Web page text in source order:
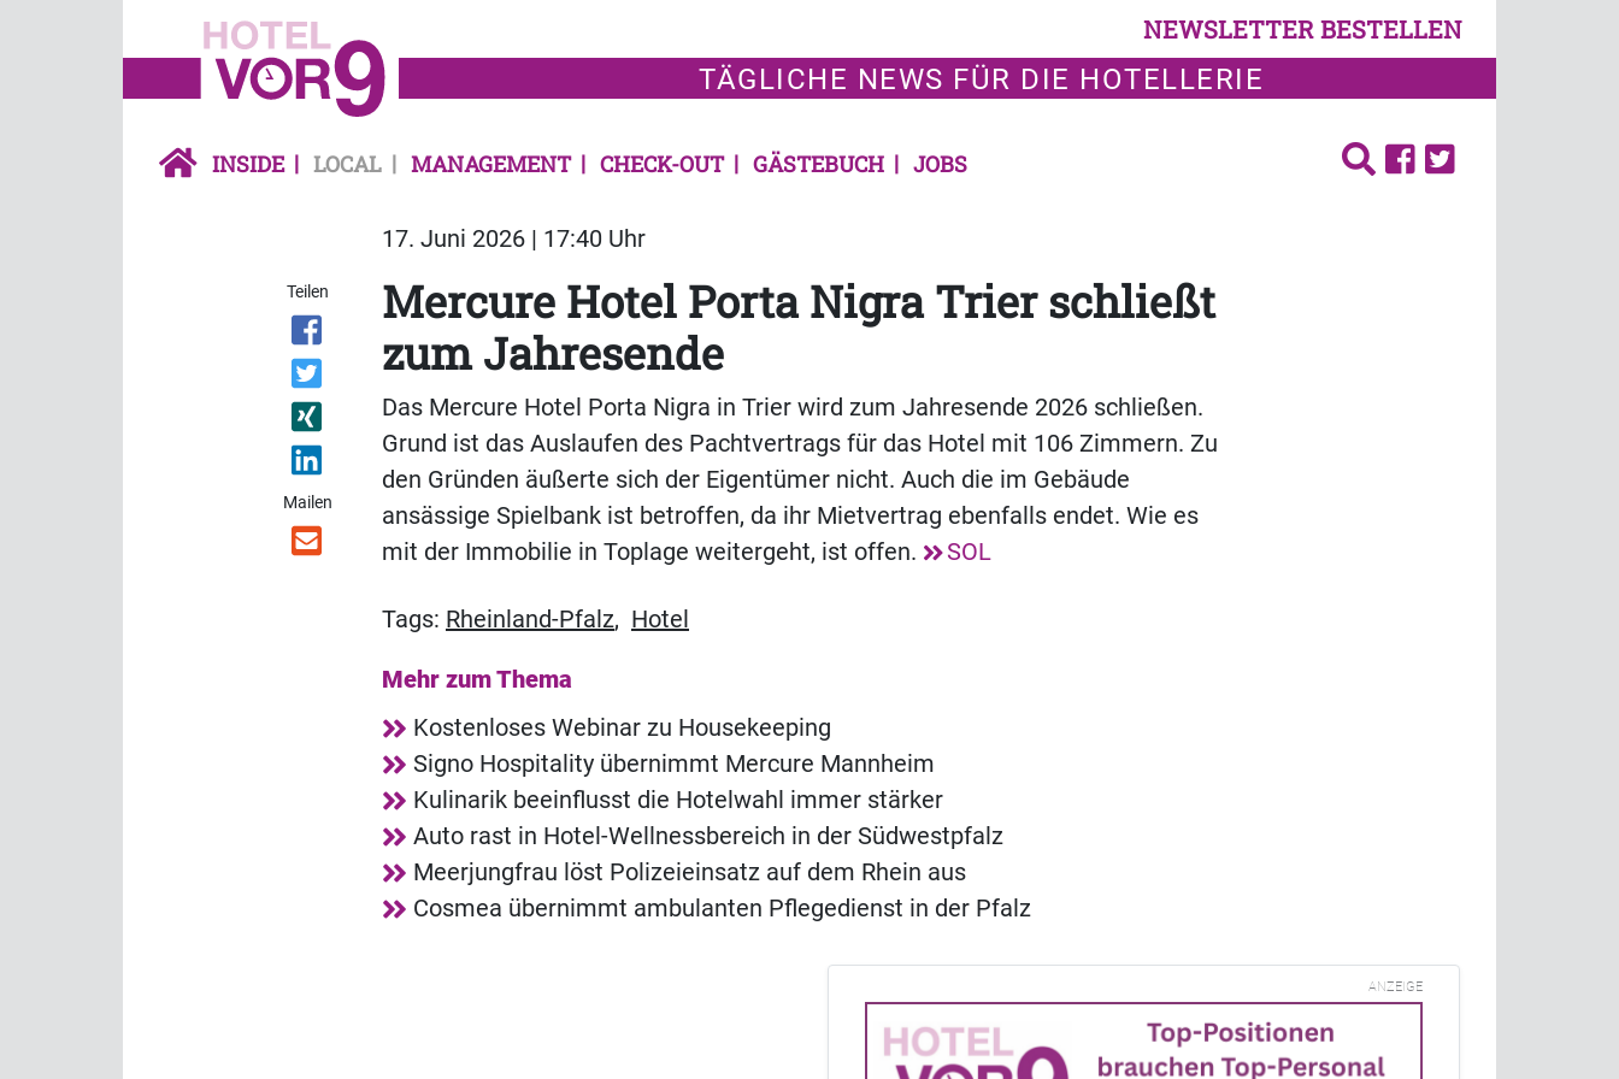
NEWSLETTER BESTELLEN
TÄGLICHE NEWS FÜR DIE HOTELLERIE
INSIDE LOCAL MANAGEMENT CHECK-OUT GÄSTEBUCH JOBS
17. Juni 2026 | 17:40 Uhr
Teilen
Mailen
Mercure Hotel Porta Nigra Trier schließt
zum Jahresende
Das Mercure Hotel Porta Nigra in Trier wird zum Jahresende 2026 schließen.
Grund ist das Auslaufen des Pachtvertrags für das Hotel mit 106 Zimmern. Zu
den Gründen äußerte sich der Eigentümer nicht. Auch die im Gebäude
ansässige Spielbank ist betroffen, da ihr Mietvertrag ebenfalls endet. Wie es
mit der Immobilie in Toplage weitergeht, ist offen.
SOL
Tags: Rheinland-Pfalz, Hotel
Mehr zum Thema
Kostenloses Webinar zu Housekeeping
Signo Hospitality übernimmt Mercure Mannheim
Kulinarik beeinflusst die Hotelwahl immer stärker
Auto rast in Hotel-Wellnessbereich in der Südwestpfalz
Meerjungfrau löst Polizeieinsatz auf dem Rhein aus
Cosmea übernimmt ambulanten Pflegedienst in der Pfalz
ANZEIGE